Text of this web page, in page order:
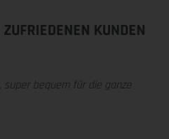
KUNDEN
super bequem für die ganze